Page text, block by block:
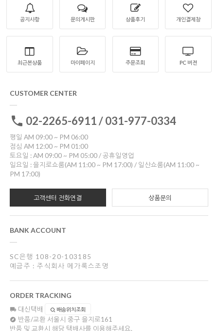
공지사항 문의게시판 상품후기 개인결제창
최근본상품 마이페이지 주문조회 PC 버젼
CUSTOMER CENTER
02-2265-6911 / 031-977-0334
평일 AM 09:00 ~ PM 06:00
점심 AM 12:00 ~ PM 01:00
토요일 : AM 09:00 ~ PM 05:00 / 공휴일영업
일요일 : 을지로쇼룸(AM 11:00 ~ PM 17:00) / 일산쇼룸(AM 11:00 ~
PM 17:00)
고객센터 전화연결 상품문의
BANK ACCOUNT
SC은행 108-20-103185
예금주 : 주식회사 메가룩스조명
ORDER TRACKING
대신택배 배송위치조회
반품/교환 서울시 중구 을지로161
반품 및 교환시 해당 택배사를 이용해주세요.